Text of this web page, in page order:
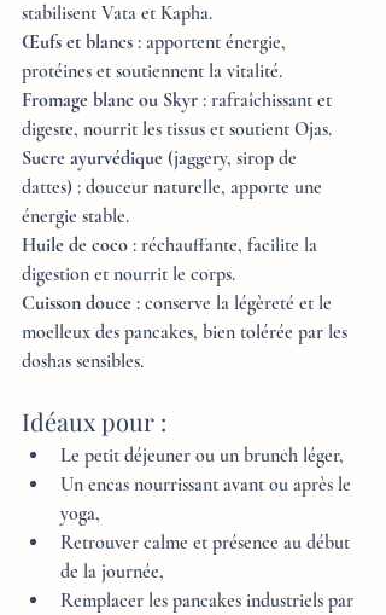
stabilisent Vata et Kapha.
Œufs et blancs : apportent énergie,
protéines et soutiennent la vitalité.
Fromage blanc ou Skyr : rafraîchissant et
digeste, nourrit les tissus et soutient Ojas.
Sucre ayurvédique (jaggery, sirop de
dattes) : douceur naturelle, apporte une
énergie stable.
Huile de coco : réchauffante, facilite la
digestion et nourrit le corps.
Cuisson douce : conserve la légèreté et le
moelleux des pancakes, bien tolérée par les
doshas sensibles.
Idéaux pour :
Le petit déjeuner ou un brunch léger,
Un encas nourrissant avant ou après le
yoga,
Retrouver calme et présence au début
de la journée,
Remplacer les pancakes industriels par